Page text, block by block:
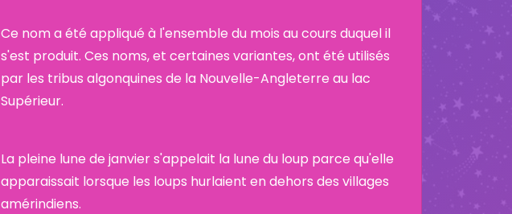
Ce nom a été appliqué à l'ensemble du mois au cours duquel il
s'est produit. Ces noms, et certaines variantes, ont été utilisés
par les tribus algonquines de la Nouvelle-Angleterre au lac
Supérieur.
La pleine lune de janvier s'appelait la lune du loup parce qu'elle
apparaissait lorsque les loups hurlaient en dehors des villages
amérindiens.